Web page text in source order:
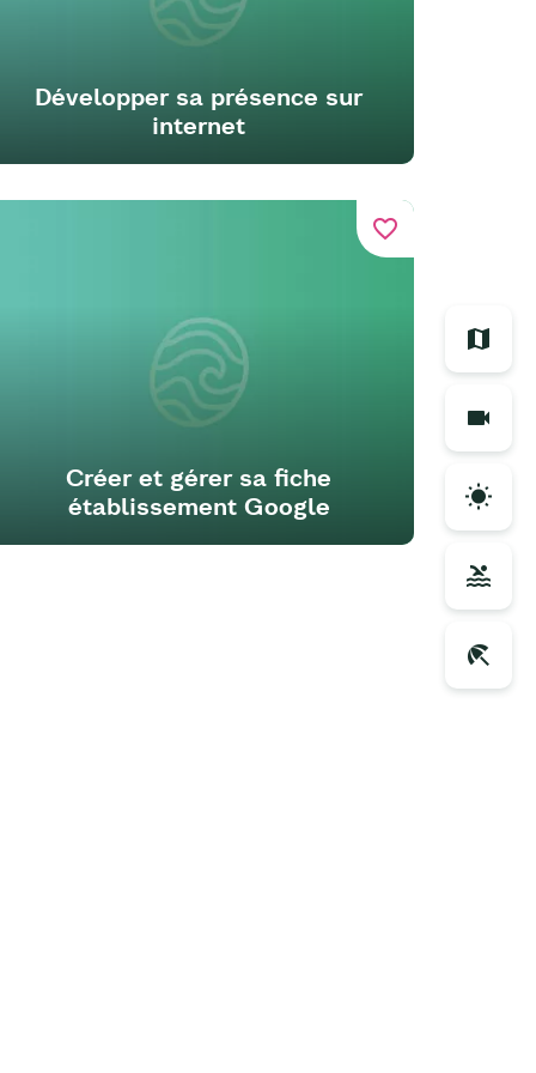
Développer sa présence sur
internet
favorite_border
Créer et gérer sa fiche
établissement Google